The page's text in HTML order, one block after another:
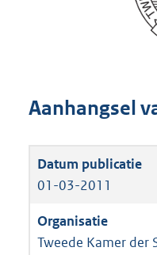
Aanhangsel
01-03-2011
Tweede Kamer der